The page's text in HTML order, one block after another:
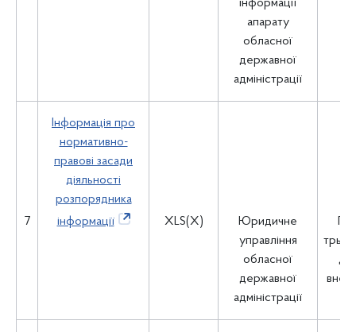
інформації
апарату
обласної
державної
адміністрації
7
Інформація про
нормативно-
правові засади
діяльності
розпорядника
інформації
XLS(X)
Юридичне
управління
обласної
державної
адміністрації